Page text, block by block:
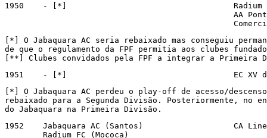
1950	- [*]					Radium FC (Mococa)
AA
[*] O Jabaquara AC seria rebaixado mas conseguiu
de que o regulamento da FPF permitia aos clubes
[**] Clubes convidados pela FPF a integrar a Primeira
1951	- [*]
[*] O Jabaquara AC perdeu o play-off de acesso/
rebaixado para a Segunda Divisão. Posteriormente, no
do Jabaquara na Primeira Divisão.
1952	Jabaquara AC (Santos)			CA Linense (Lins)
	Radium FC (Mococa)